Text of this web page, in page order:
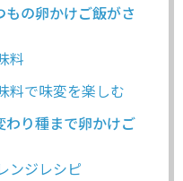
もの卵かけご飯がさ
料
料で味変を楽しむ
わり種まで卵かけご
ンジレシピ